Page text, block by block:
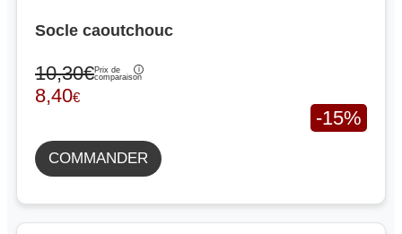
Socle caoutchouc
10,30€Prix de
comparaison
8,40€
-15%
COMMANDER